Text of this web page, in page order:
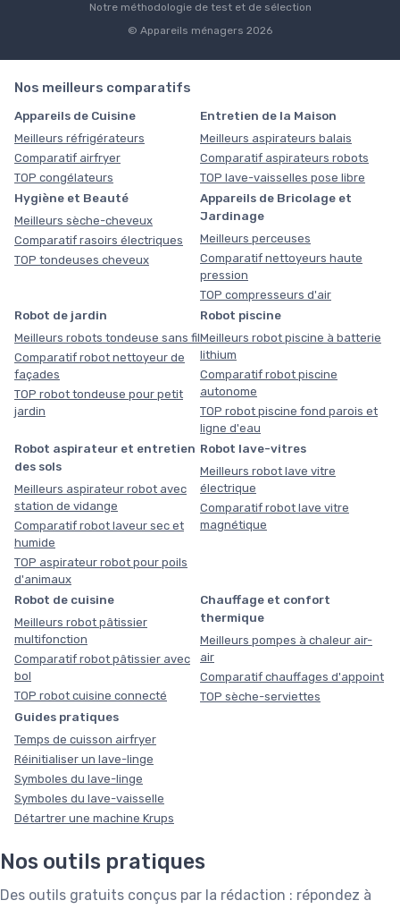
Notre méthodologie de test et de sélection
© Appareils ménagers 2026
Nos meilleurs comparatifs
Appareils de Cuisine
Meilleurs réfrigérateurs
Comparatif airfryer
TOP congélateurs
Entretien de la Maison
Meilleurs aspirateurs balais
Comparatif aspirateurs robots
TOP lave-vaisselles pose libre
Hygiène et Beauté
Meilleurs sèche-cheveux
Comparatif rasoirs électriques
TOP tondeuses cheveux
Appareils de Bricolage et
Jardinage
Meilleurs perceuses
Comparatif nettoyeurs haute
pression
TOP compresseurs d'air
Robot de jardin
Meilleurs robots tondeuse sans fil
Comparatif robot nettoyeur de
façades
TOP robot tondeuse pour petit
jardin
Robot piscine
Meilleurs robot piscine à batterie
lithium
Comparatif robot piscine
autonome
TOP robot piscine fond parois et
ligne d'eau
Robot aspirateur et entretien
des sols
Meilleurs aspirateur robot avec
station de vidange
Comparatif robot laveur sec et
humide
TOP aspirateur robot pour poils
d'animaux
Robot lave-vitres
Meilleurs robot lave vitre
électrique
Comparatif robot lave vitre
magnétique
Robot de cuisine
Meilleurs robot pâtissier
multifonction
Comparatif robot pâtissier avec
bol
TOP robot cuisine connecté
Chauffage et confort
thermique
Meilleurs pompes à chaleur air-
air
Comparatif chauffages d'appoint
TOP sèche-serviettes
Guides pratiques
Temps de cuisson airfryer
Réinitialiser un lave-linge
Symboles du lave-linge
Symboles du lave-vaisselle
Détartrer une machine Krups
Nos outils pratiques
Des outils gratuits conçus par la rédaction : répondez à